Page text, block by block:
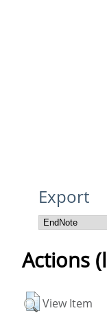
Export
Actions
View Item